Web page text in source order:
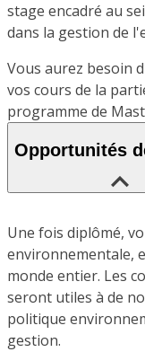
stage encadré au
dans la gestion de
Vous aurez besoin
vos cours de la
programme de
Opportunités
Une fois diplômé,
environnementale,
monde entier. Les
seront utiles à de
politique
gestion.